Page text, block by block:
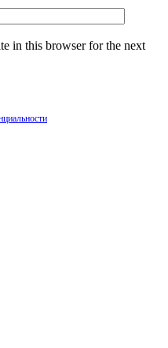
in this browser for the next